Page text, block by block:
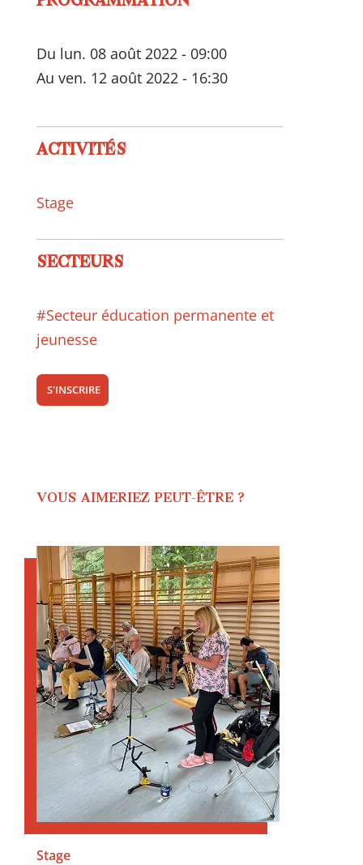
Du lun. 08 août 2022 - 09:00
Au ven. 12 août 2022 - 16:30
ACTIVITÉS
Stage
SECTEURS
#Secteur éducation permanente et
jeunesse
S'INSCRIRE
VOUS AIMERIEZ PEUT-ÊTRE ?
Stage